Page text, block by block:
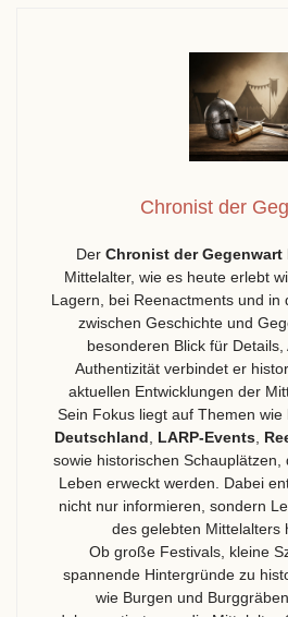
Chronist der
Der Chronist der Gegenwart
Mittelalter, wie es heute erlebt
Lagern, bei Reenactments und in
zwischen Geschichte und
besonderen Blick für
Authentizität verbindet er
aktuellen Entwicklungen der
Sein Fokus liegt auf Themen wie
Deutschland
LARP-Events
sowie historischen Schauplätzen,
Leben erweckt werden. Dabei
nicht nur informieren, sondern
des gelebten Mittelalters
Ob große Festivals, kleine
spannende Hintergründe zu
wie Burgen und